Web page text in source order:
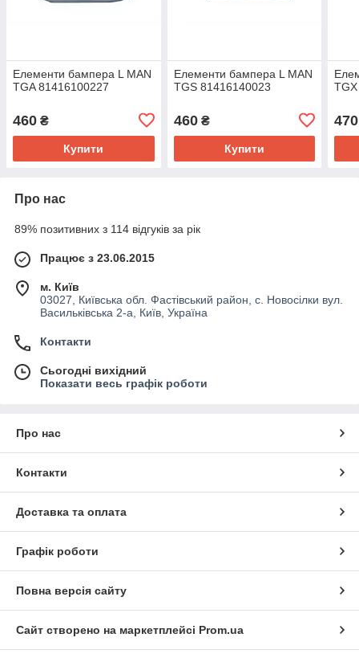
Елементи бампера L MAN
TGA 81416100227
460 ₴
Купити
Елементи бампера L MAN
TGS 81416140023
460₴
Купити
470
Про нас
89% позитивних з 114 відгуків за рік
Працює з 23.06.2015
м. Київ
03027, Київська обл. Фастівський район, с. Новосілки вул.
Васильківська 2-а, Київ, Україна
Контакти
Сьогодні вихідний
Показати весь графік роботи
Про нас
Контакти
Доставка та оплата
Графік роботи
Повна версія сайту
Сайт створено на маркетплейсі Prom.ua